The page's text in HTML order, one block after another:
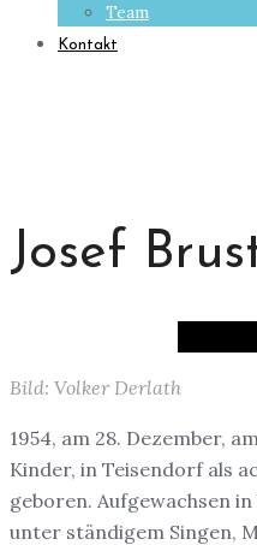
Team
Kontakt
Josef
Bild: Volker Derlath
1954, am 28. Dezember,
Kinder, in Teisendorf als
geboren. Aufgewachsen
unter ständigem Singen,